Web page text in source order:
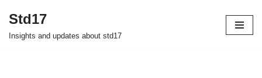
Skip
Std17
Insights and updates about std17